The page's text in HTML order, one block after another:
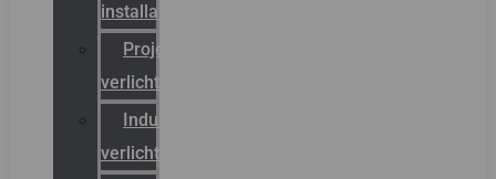
installateurs
Projectreferenties
verlichting
Industriële
verlichting